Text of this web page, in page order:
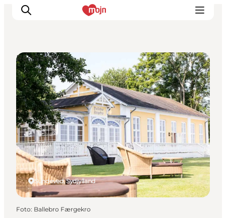
Oplevelser
Byer & Steder
Det sker
Overnatning
Planlæg din ferie
Booking
Sundeved, Sydjylland
Restauranter
Foto: Ballebro Færgekro